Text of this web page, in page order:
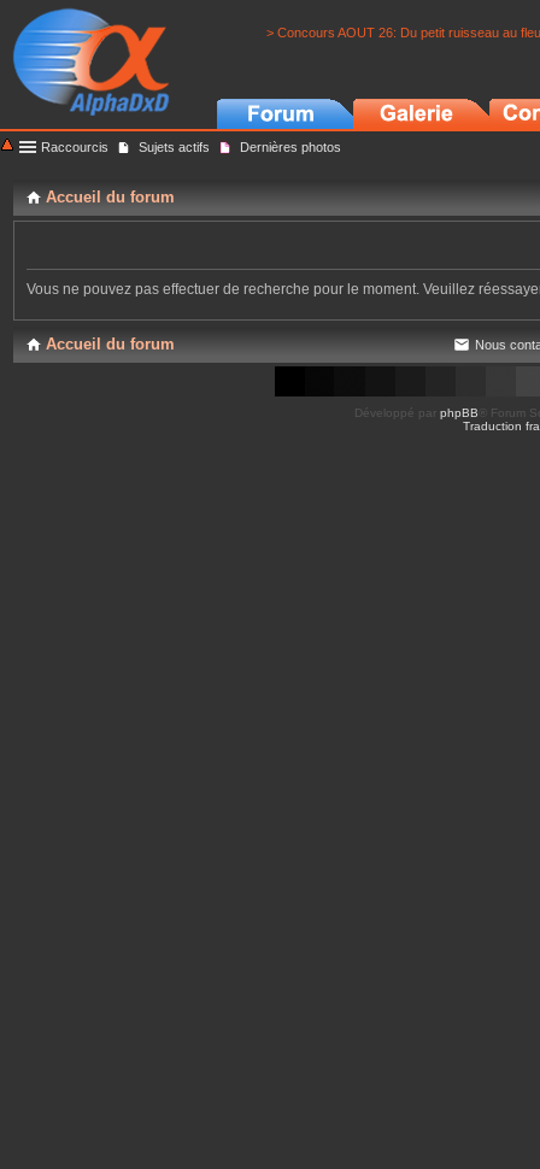
> Concours AOUT 26: Du petit ruisseau au
Raccourcis Sujets actifs Dernières photos
Accueil du forum
Vous ne pouvez pas effectuer de recherche pour le moment. Veuillez
Accueil du forum Nous
Développé par phpBB ® Forum
Traduction